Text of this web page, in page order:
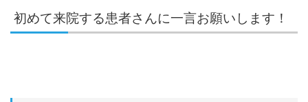
初めて来院する患者さんに一言お願いします！